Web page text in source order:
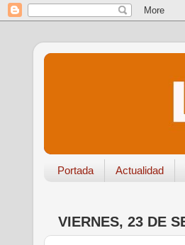
Portada Actualidad
VIERNES, 23 DE